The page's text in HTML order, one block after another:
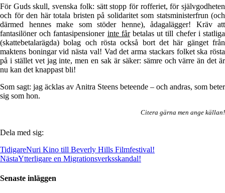
För Guds skull, svenska folk: sätt stopp för rofferiet, för självgodheten
och för den här totala bristen på solidaritet som statsministerfrun (och
därmed hennes make som stöder henne), ådagalägger! Kräv att
fantasilöner och fantasipensioner inte fårbetalas ut till chefer i statliga
(skattebetalarägda) bolag och rösta också bort det här gänget från
maktens boningar vid nästa val! Vad det arma stackars folket ska rösta
på i stället vet jag inte, men en sak är säker: sämre och värre än det är
nu kan det knappast bli!
Som sagt: jag äcklas av Anitra Steens beteende – och andras, som beter
sig som hon.
Citera gärna men ange källan!
Dela med sig:
TidigareNuri Kino till Beverly Hills Filmfestival!
NästaYtterligare en Migrationsverksskandal!
Senaste inläggen